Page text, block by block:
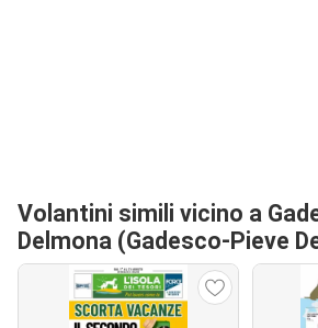
Volantini simili vicino a
Delmona (Gadesco-Pieve